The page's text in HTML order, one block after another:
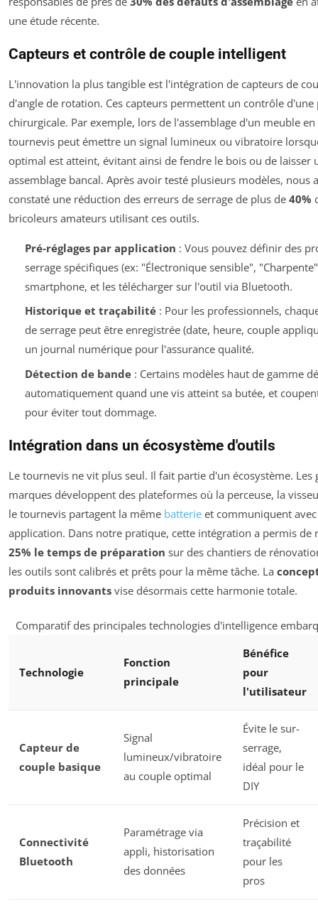
une étude récente.
Capteurs et contrôle de couple intelligent
L'innovation la plus tangible est l'intégration de capteurs de
d'angle de rotation. Ces capteurs permettent un contrôle d'une
chirurgicale. Par exemple, lors de l'assemblage d'un meuble
tournevis peut émettre un signal lumineux ou vibratoire
optimal est atteint, évitant ainsi de fendre le bois ou de laisser
assemblage bancal. Après avoir testé plusieurs modèles, nous
constaté une réduction des erreurs de serrage de plus de 40%
bricoleurs amateurs utilisant ces outils.
Pré-réglages par application : Vous pouvez définir des
serrage spécifiques (ex: "Électronique sensible",
smartphone, et les télécharger sur l'outil via Bluetooth.
Historique et traçabilité: Pour les professionnels,
de serrage peut être enregistrée (date, heure, couple
un journal numérique pour l'assurance qualité.
Détection de bande: Certains modèles haut de gamme
automatiquement quand une vis atteint sa butée, et
pour éviter tout dommage.
Intégration dans un écosystème d'outils
Le tournevis ne vit plus seul. Il fait partie d'un écosystème. Les
marques développent des plateformes où la perceuse, la
le tournevis partagent la même batterie et communiquent
application. Dans notre pratique, cette intégration a permis de
25% le temps de préparation sur des chantiers de
les outils sont calibrés et prêts pour la même tâche. La
produits innovants vise désormais cette harmonie totale.
Comparatif des principales technologies d'intelligence
Technologie
Fonction
principale
Bénéfice
pour
l'utilisateur
Capteur de
couple basique
Signal
lumineux/vibratoire
au couple optimal
Évite le sur-
serrage,
idéal pour le
DIY
Connectivité
Bluetooth
Paramétrage via
appli, historisation
des données
Précision et
traçabilité
pour les
pros